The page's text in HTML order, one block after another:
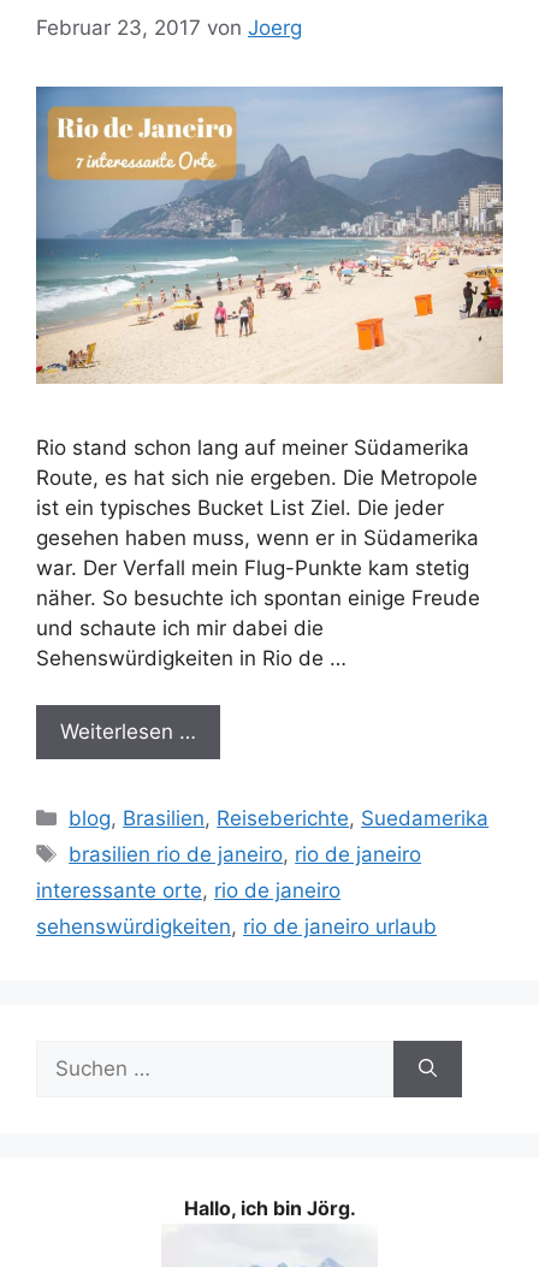
Februar 23, 2017 von Joerg
Rio stand schon lang auf meiner Südamerika
Route, es hat sich nie ergeben. Die Metropole
ist ein typisches Bucket List Ziel. Die jeder
gesehen haben muss, wenn er in Südamerika
war. Der Verfall mein Flug-Punkte kam stetig
näher. So besuchte ich spontan einige Freude
und schaute ich mir dabei die
Sehenswürdigkeiten in Rio de …
Weiterlesen …
Kategorien
blog, Brasilien, Reiseberichte, Suedamerika
Schlagwörter
brasilien rio de janeiro, rio de janeiro
interessante orte, rio de janeiro
sehenswürdigkeiten, rio de janeiro urlaub
nach:
Hallo, ich bin Jörg.